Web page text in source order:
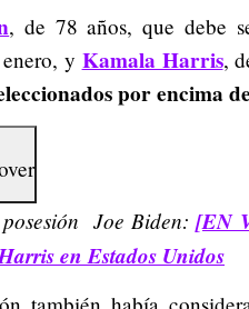
, de 78 años, que debe
y Kamala Harris,
por encima
Joe Biden:[EN
en Estados Unidos